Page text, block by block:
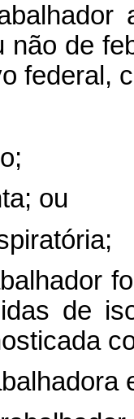
não de
federal,
ou
de